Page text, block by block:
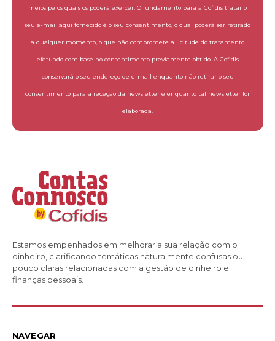
meios pelos quais os poderá exercer. O fundamento para a Cofidis tratar o
seu e-mail aqui fornecido é o seu consentimento, o qual poderá ser retirado
a qualquer momento, o que não compromete a licitude do tratamento
efetuado com base no consentimento previamente obtido. A Cofidis
conservará o seu endereço de e-mail enquanto não retirar o seu
consentimento para a receção da newsletter e enquanto tal newsletter for
elaborada.
Estamos empenhados em melhorar a sua relação com o
dinheiro, clarificando temáticas naturalmente confusas ou
pouco claras relacionadas com a gestão de dinheiro e
finanças pessoais.
NAVEGAR